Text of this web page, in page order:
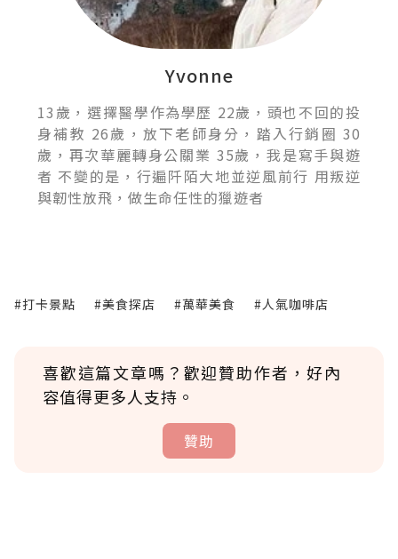
Yvonne
13歲，選擇醫學作為學歷 22歲，頭也不回的投
身補教 26歲，放下老師身分，踏入行銷圈 30
歲，再次華麗轉身公關業 35歲，我是寫手與遊
者 不變的是，行遍阡陌大地並逆風前行 用叛逆
與韌性放飛，做生命任性的獵遊者
#打卡景點 #美食探店 #萬華美食 #人氣咖啡店
喜歡這篇文章嗎？歡迎贊助作者，好內
容值得更多人支持。
贊助